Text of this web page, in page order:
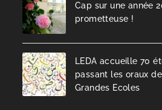
Cap sur une année
prometteuse !
LEDA accueille 70
passant les oraux
Grandes Ecoles